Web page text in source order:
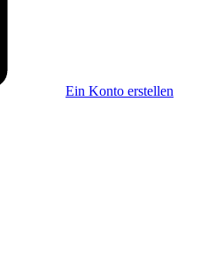
Ein Konto erstellen